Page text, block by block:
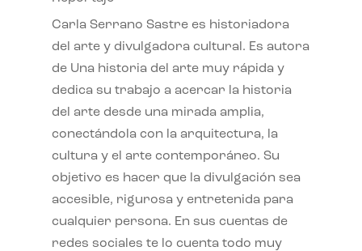
Carla Serrano Sastre es historiadora
del arte y divulgadora cultural. Es autora
de Una historia del arte muy rápida y
dedica su trabajo a acercar la historia
del arte desde una mirada amplia,
conectándola con la arquitectura, la
cultura y el arte contemporáneo. Su
objetivo es hacer que la divulgación sea
accesible, rigurosa y entretenida para
cualquier persona. En sus cuentas de
redes sociales te lo cuenta todo muy